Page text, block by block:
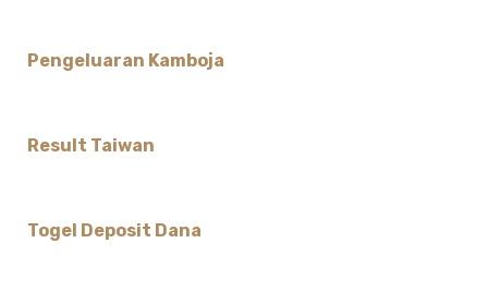
Pengeluaran Kamboja
Result Taiwan
Togel Deposit Dana